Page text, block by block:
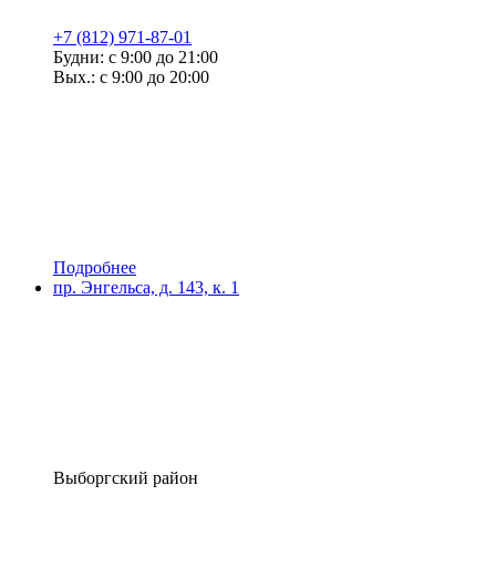
+7 (812) 971-87-01
Будни: с 9:00 до 21:00
Вых.: с 9:00 до 20:00
Подробнее
пр. Энгельса, д. 143, к. 1
Выборгский район